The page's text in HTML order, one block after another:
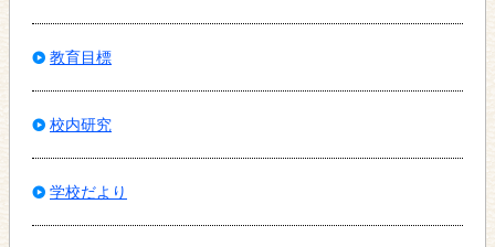
教育目標
校内研究
学校だより